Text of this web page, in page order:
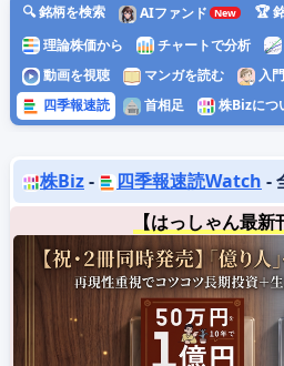
🔍 銘柄を検索 AIファンド 🏆
理論株価から
チャートで分析
動画を視聴
マンガを読む 入
四季報速読
首相足 株Bizにつ
株Biz- 四季報速読Watch -
【はっしゃん最新